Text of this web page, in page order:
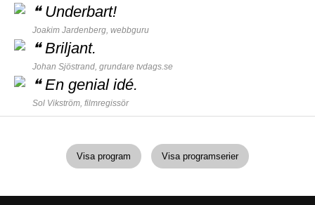
❝ Underbart!
Joakim Jardenberg, webbguru
❝Briljant.
Johan Sjöstrand, grundare tvdags.se
❝En genial idé.
Sol Vikström, filmregissör
Visa program Visa programserier